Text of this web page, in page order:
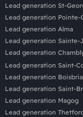
Lead generation St-
Lead generation Pointe-
Lead generation Alma
Lead generation Sainte-
Lead generation
Lead generation Saint-
Lead generation
Lead generation Saint-
Lead generation Magog
Lead generation